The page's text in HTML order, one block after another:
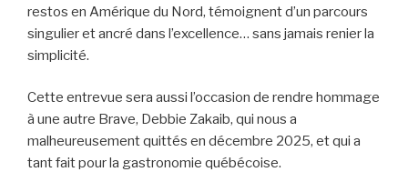
restos en Amérique du Nord, témoignent d’un parcours
singulier et ancré dans l’excellence… sans jamais renier la
simplicité.
Cette entrevue sera aussi l’occasion de rendre hommage
à une autre Brave, Debbie Zakaib, qui nous a
malheureusement quittés en décembre 2025, et qui a
tant fait pour la gastronomie québécoise.